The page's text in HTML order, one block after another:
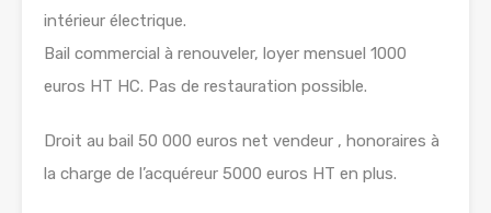
intérieur électrique.
Bail commercial à renouveler, loyer mensuel 1000
euros HT HC. Pas de restauration possible.
Droit au bail 50 000 euros net vendeur , honoraires à
la charge de l’acquéreur 5000 euros HT en plus.